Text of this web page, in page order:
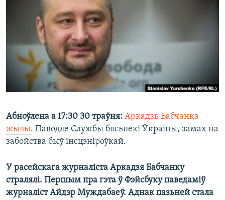
НА ХВАЛЯХ СВАБОДЫ
Абноўлена а 17:30 30 траўня: Аркадзь Бабчанка
жывы. Паводле Службы бясьпекі Ўкраіны, замах на
забойства быў інсцэніроўкай.
У расейскага журналіста Аркадзя Бабчанку
стралялі. Першым пра гэта ў Фэйсбуку паведаміў
журналіст Айдэр Муждабаеў. Аднак пазьней стала